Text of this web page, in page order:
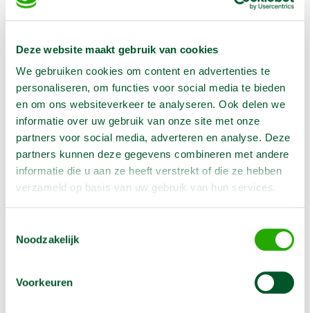
Deze website maakt gebruik van cookies
We gebruiken cookies om content en advertenties te
personaliseren, om functies voor social media te bieden
en om ons websiteverkeer te analyseren. Ook delen we
informatie over uw gebruik van onze site met onze
partners voor social media, adverteren en analyse. Deze
partners kunnen deze gegevens combineren met andere
informatie die u aan ze heeft verstrekt of die ze hebben
verzameld op basis van uw gebruik van hun services.
Noodzakelijk
Voorkeuren
Minimale breedte
0.75 m
Reikwijdte
6.6 m
Eigen gewicht
1950 kg
Brandstof
Benzine/ accu
Voeding
230 V
Platform afmeting
0.69 x 1.34 m
Jib
Stempels